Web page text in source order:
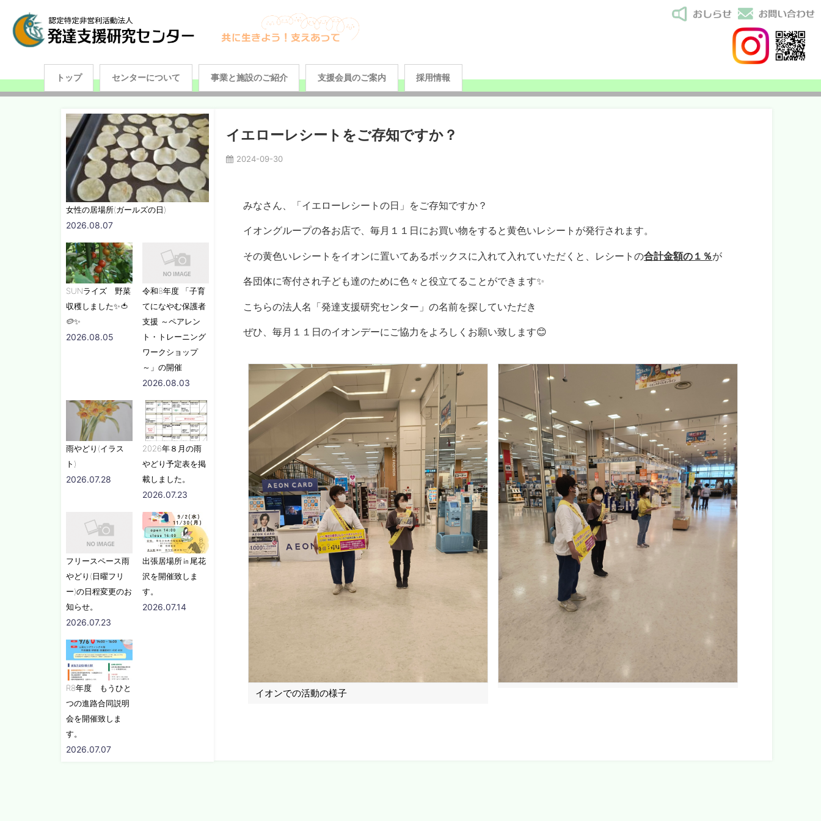
トップ センターについて 事業と施設のご紹介 支援会員のご案内 採用情報
イエローレシートをご存知ですか？
2024-09-30
みなさん、「イエローレシートの日」をご存知ですか？
イオングループの各お店で、毎月１１日にお買い物をすると黄色いレシートが発行されます。
その黄色いレシートをイオンに置いてあるボックスに入れて入れていただくと、レシートの合計金額の１％が
各団体に寄付され子ども達のために色々と役立てることができます✨
こちらの法人名「発達支援研究センター」の名前を探していただき
ぜひ、毎月１１日のイオンデーにご協力をよろしくお願い致します😊
イオンでの活動の様子
女性の居場所(ガールズの日)
2026.08.07
SUNライズ 野菜
収穫しました✨🍅
🥔✨
2026.08.05
令和8年度 「子育
てになやむ保護者
支援 ～ペアレン
ト・トレーニング
ワークショップ
～」の開催
2026.08.03
雨やどり(イラス
ト)
2026.07.28
2026年８月の雨
やどり予定表を掲
載しました。
2026.07.23
フリースペース雨
やどり(日曜フリ
ー)の日程変更のお
知らせ。
2026.07.23
出張居場所㏌尾花
沢を開催致しま
す。
2026.07.14
R8年度 もうひと
つの進路合同説明
会を開催致しま
す。
2026.07.07